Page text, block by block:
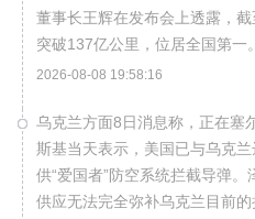
董事长王辉在发布会上透露，
突破137亿公里，位居全国第一。
2026-08-08 19:58:16
乌克兰方面8日消息称，正在塞
斯基当天表示，美国已与乌克
供“爱国者”防空系统拦截导弹
供应无法完全弥补乌克兰目前的